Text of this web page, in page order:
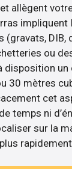
allègent
impliquent
(gravats, DIB,
ou
disposition un
30 mètres
cet
temps ni
sur la